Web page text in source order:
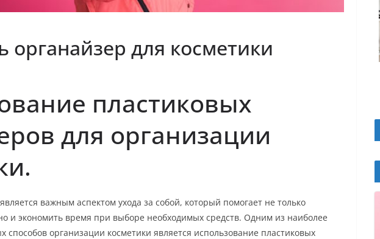
органайзер для косметики
пластиковых
для организации
важным аспектом ухода за собой, который помогает не только
и экономить время при выборе необходимых средств. Одним из наиболее
способов организации косметики является использование пластиковых